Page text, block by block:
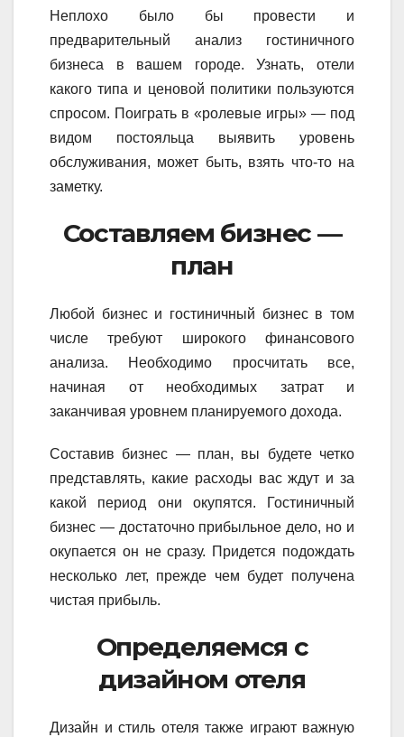
Неплохо было бы провести и
предварительный анализ гостиничного
бизнеса в вашем городе. Узнать, отели
какого типа и ценовой политики пользуются
спросом. Поиграть в «ролевые игры» — под
видом постояльца выявить уровень
обслуживания, может быть, взять что-то на
заметку.
Составляем бизнес —
план
Любой бизнес и гостиничный бизнес в том
числе требуют широкого финансового
анализа. Необходимо просчитать все,
начиная от необходимых затрат и
заканчивая уровнем планируемого дохода.
Составив бизнес — план, вы будете четко
представлять, какие расходы вас ждут и за
какой период они окупятся. Гостиничный
бизнес — достаточно прибыльное дело, но и
окупается он не сразу. Придется подождать
несколько лет, прежде чем будет получена
чистая прибыль.
Определяемся с
дизайном отеля
Дизайн и стиль отеля также играют важную